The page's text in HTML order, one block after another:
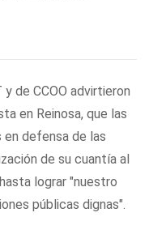
de CCOO advirtieron
en Reinosa, que las
defensa de las
de su cuantía al
lograr "nuestro
públicas dignas".